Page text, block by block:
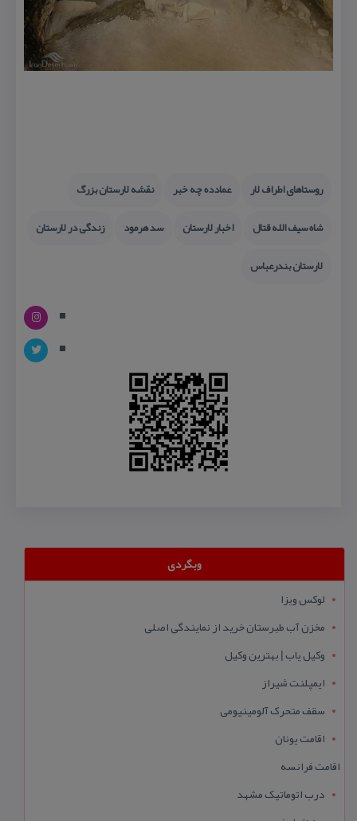
روستاهای اطراف لار عمادده چه خبر
نقشه لارستان بزرگ
شاه سیف الله قتال
اخبار لارستان سد هرمود
زندگی در لارستان
لارستان بندرعباس
وبگردی
لوکس ویزا
مخزن آب طبرستان خرید از نمایندگی اصلی
وکیل یاب | بهترین وکیل
ایمپلنت شیراز
سقف متحرک آلومینیومی
اقامت یونان
اقامت فرانسه
درب اتوماتیک مشهد